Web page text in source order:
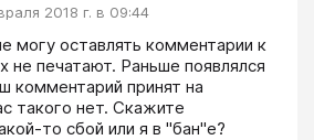
2018 г. в 09:44
могу оставлять комментарии к
не печатают. Раньше появлялся
комментарий принят на
такого нет. Скажите
то сбой или я в "бан"е?